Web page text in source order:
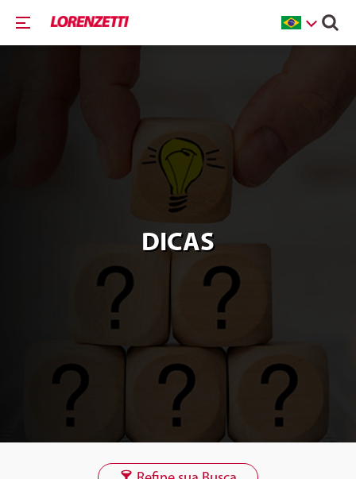
DICAS